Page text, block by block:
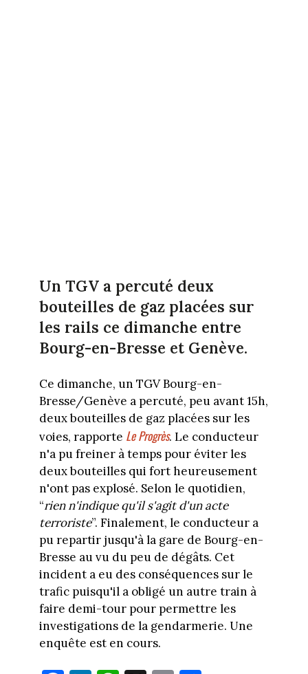
Un TGV a percuté deux
bouteilles de gaz placées sur
les rails ce dimanche entre
Bourg-en-Bresse et Genève.
Ce dimanche, un TGV Bourg-en-
Bresse/Genève a percuté, peu avant 15h,
deux bouteilles de gaz placées sur les
voies, rapporte Le Progrès. Le conducteur
n'a pu freiner à temps pour éviter les
deux bouteilles qui fort heureusement
n'ont pas explosé. Selon le quotidien,
“rien n'indique qu'il s'agit d'un acte
terroriste”. Finalement, le conducteur a
pu repartir jusqu'à la gare de Bourg-en-
Bresse au vu du peu de dégâts. Cet
incident a eu des conséquences sur le
trafic puisqu'il a obligé un autre train à
faire demi-tour pour permettre les
investigations de la gendarmerie. Une
enquête est en cours.